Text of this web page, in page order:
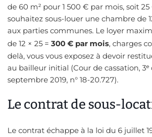
de 60 m² pour 1 500 € par mois, soit 25
souhaitez sous-louer une chambre de
aux parties communes. Le loyer
de 12 × 25 = 300 € par mois, charges
delà, vous vous exposez à devoir
au bailleur initial (Cour de cassation, 3ᵉ
septembre 2019, n° 18-20.727).
Le contrat de sous-
Le contrat échappe à la loi du 6 juillet